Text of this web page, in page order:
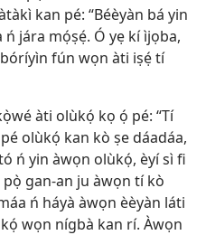
kan pé: “Béèyàn bá yin
jára mọ́ṣẹ́. Ó yẹ kí ìjọba,
fún wọn àti iṣẹ́ tí
àti olùkọ́ kọ ọ́ pé: “Tí
olùkọ́ kan kò ṣe dáadáa,
ń yin àwọn olùkọ́, èyí sì fi
gan-an ju àwọn tí kò
ń háyà àwọn èèyàn láti
wọn nígbà kan rí. Àwọn